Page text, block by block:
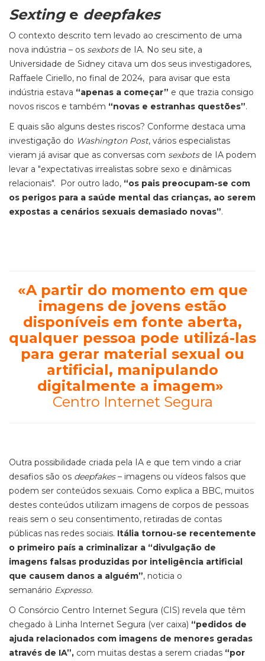
Sexting e deepfakes
O contexto descrito tem levado ao crescimento de uma
nova indústria – os sexbots de IA. No seu site, a
Universidade de Sidney citava um dos seus investigadores,
Raffaele Ciriello, no final de 2024, para avisar que esta
indústria estava “apenas a começar” e que trazia consigo
novos riscos e também “novas e estranhas questões”.
E quais são alguns destes riscos? Conforme destaca uma
investigação do Washington Post, vários especialistas
vieram já avisar que as conversas com sexbotsde IA podem
levar a "expectativas irrealistas sobre sexo e dinâmicas
relacionais".
Por outro lado, “os pais preocupam-se com
os perigos para a saúde mental das crianças, ao serem
expostas a cenários sexuais demasiado novas”.
«A partir do momento em que
imagens de jovens estão
disponíveis em fonte aberta,
qualquer pessoa pode utilizá-las
para gerar material sexual ou
artificial, manipulando
digitalmente a imagem»
Centro Internet Segura
Outra possibilidade criada pela IA e que tem vindo a criar
desafios são os deepfakes– imagens ou vídeos falsos que
podem ser conteúdos sexuais. Como explica a BBC, muitos
destes conteúdos utilizam imagens de corpos de pessoas
reais sem o seu consentimento, retiradas de contas
públicas nas redes sociais. Itália tornou-se recentemente
o primeiro país a criminalizar a “divulgação de
imagens falsas produzidas por inteligência artificial
que causem danos a alguém”, noticia o
semanário Expresso.
O Consórcio Centro Internet Segura (CIS) revela que têm
chegado à Linha Internet Segura (ver caixa) “pedidos de
ajuda relacionados com imagens de menores geradas
através de IA”, com muitas destas a serem criadas “por